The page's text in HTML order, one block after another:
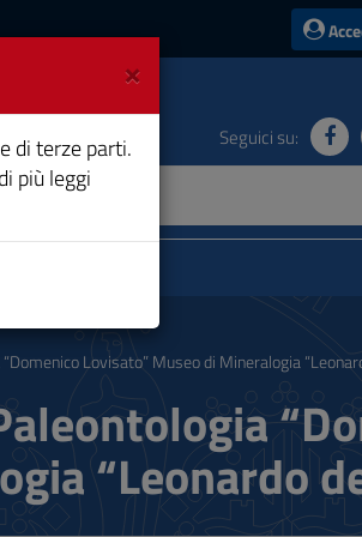
Seguici su:
Lovisato” Museo di Mineralogia
“Leonardo
×
di terze parti.
più leggi